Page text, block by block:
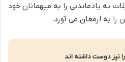
به یادماندنی را به میهمانان خود
را به ارمغان می آورد.
نیز دوست داشته اند